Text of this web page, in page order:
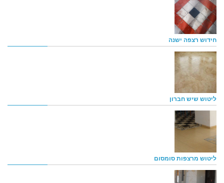
חידוש רצפה ישנה
ליטוש שיש חברון
ליטוש מרצפות סומסום